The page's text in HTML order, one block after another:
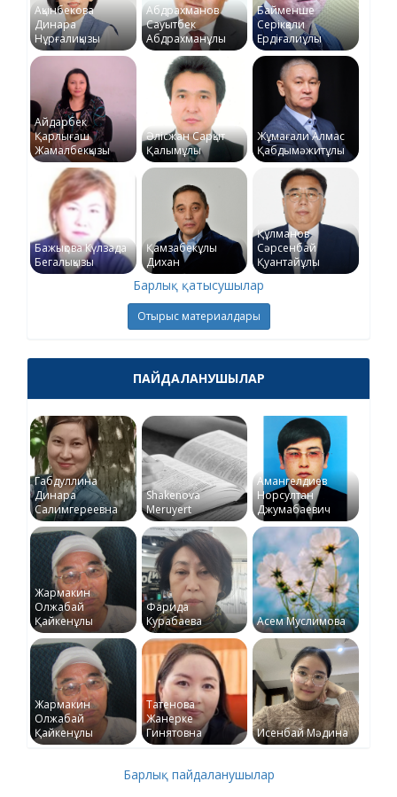
Ақынбекова
Динара
Нұрғалиқызы
Абдрахманов
Сауытбек
Абдрахманұлы
Байменше
Серікқали
Ердіғалиұлы
Айдарбек
Қарлығаш
Жамалбекқызы
Әлісжан Сарқыт
Қалымұлы
Жұмағали Алмас
Қабдымәжитұлы
Бажықова Күлзада
Бегалықызы
Қамзабекұлы
Дихан
Құлманов
Сәрсенбай
Қуантайұлы
Барлық қатысушылар
Отырыс материалдары
ПАЙДАЛАНУШЫЛАР
Габдуллина
Динара
Салимгереевна
Shakenova
Meruyert
Амангелдиев
Норсултан
Джумабаевич
Жармакин
Олжабай
Қайкенұлы
Фарида
Курабаева
Асем Муслимова
Жармакин
Олжабай
Қайкенұлы
Татенова
Жанерке
Гинятовна
Исенбай Мәдина
Барлық пайдаланушылар